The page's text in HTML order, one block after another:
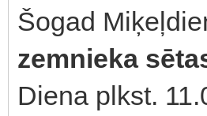
Šogad
zemnieka
Diena plkst.